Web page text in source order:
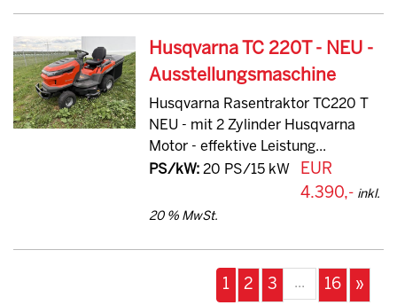
Husqvarna TC 220T - NEU -
Ausstellungsmaschine
Husqvarna Rasentraktor TC220 T
NEU - mit 2 Zylinder Husqvarna
Motor - effektive Leistung...
PS/kW:20 PS/15 kW
EUR
4.390,- inkl.
20 % MwSt.
1 2 3 ... 16 »